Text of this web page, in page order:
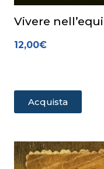
Vivere
12,00€
Acquista